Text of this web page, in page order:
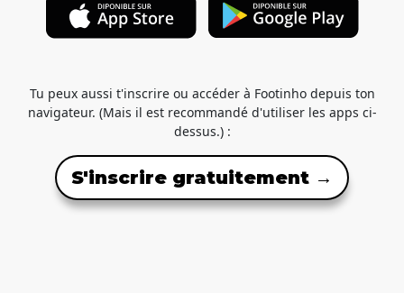
Tu peux aussi t'inscrire ou accéder à Footinho depuis ton
navigateur. (Mais il est recommandé d'utiliser les apps ci-
dessus.) :
S'inscrire gratuitement →